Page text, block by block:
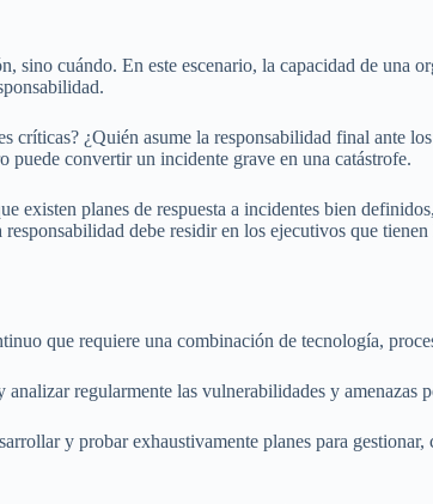
sino cuándo. En este escenario, la capacidad de una
críticas? ¿Quién asume la responsabilidad final ante
convertir un incidente grave en una catástrofe.
existen planes de respuesta a incidentes bien
debe residir en los ejecutivos que
que requiere una combinación de tecnología,
analizar regularmente las vulnerabilidades y amenazas
y probar exhaustivamente planes para gestionar,